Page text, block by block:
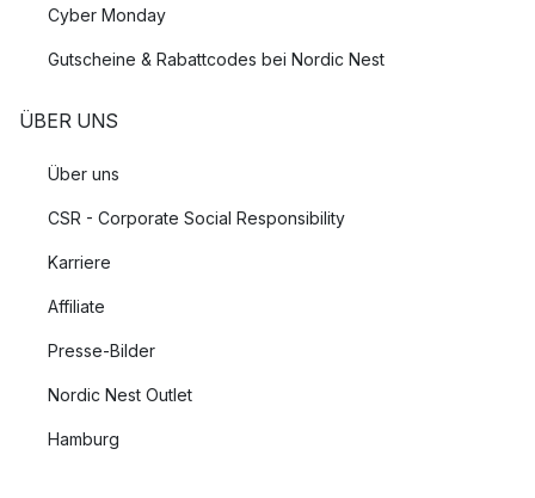
Cyber Monday
Gutscheine & Rabattcodes bei Nordic Nest
ÜBER UNS
Über uns
CSR - Corporate Social Responsibility
Karriere
Affiliate
Presse-Bilder
Nordic Nest Outlet
Hamburg